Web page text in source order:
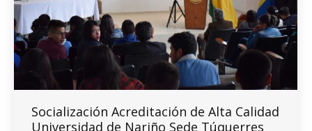
Socialización Acreditación de Alta Calidad
Universidad de Nariño Sede Túquerres